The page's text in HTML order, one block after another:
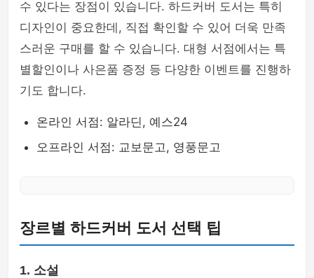
수 있다는 장점이 있습니다. 하드커버 도서는 특히
디자인이 중요한데, 직접 확인할 수 있어 더욱 만족
스러운 구매를 할 수 있습니다. 대형 서점에서는 특
별할인이나 사은품 증정 등 다양한 이벤트를 진행하
기도 합니다.
온라인 서점: 알라딘, 예스24
오프라인 서점: 교보문고, 영풍문고
장르별 하드커버 도서 선택 팁
1. 소설